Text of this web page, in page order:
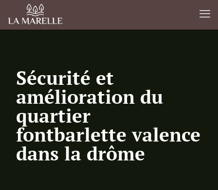
Sécurité et
amélioration du
quartier
fontbarlette valence
dans la drôme